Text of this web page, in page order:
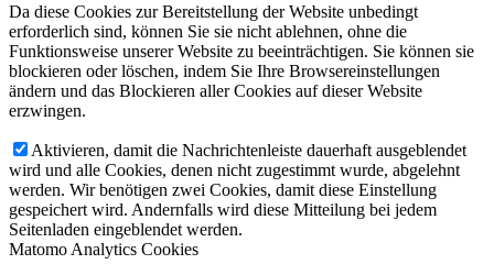
Da diese Cookies zur Bereitstellung der Website unbedingt
erforderlich sind, können Sie sie nicht ablehnen, ohne die
Funktionsweise unserer Website zu beeinträchtigen. Sie können sie
blockieren oder löschen, indem Sie Ihre Browsereinstellungen
ändern und das Blockieren aller Cookies auf dieser Website
erzwingen.
Aktivieren, damit die Nachrichtenleiste dauerhaft ausgeblendet
wird und alle Cookies, denen nicht zugestimmt wurde, abgelehnt
werden. Wir benötigen zwei Cookies, damit diese Einstellung
gespeichert wird. Andernfalls wird diese Mitteilung bei jedem
Seitenladen eingeblendet werden.
Matomo Analytics Cookies